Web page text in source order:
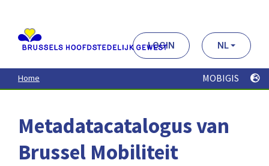
contenu
principal
LOGIN NL
Home MOBIGIS
Metadatacatalogus van
Brussel Mobiliteit